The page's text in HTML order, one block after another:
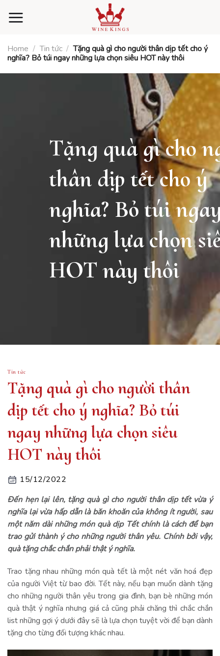
Home / Tin tức / Tặng quà gì cho người thân dịp tết cho ý
nghĩa? Bỏ túi ngay những lựa chọn siêu HOT này thôi
Tặng quà gì cho
thân dịp tết cho ý
nghĩa? Bỏ túi
những lựa chọn
HOT này thôi
Tin tức
Tặng quà gì cho người thân
dịp tết cho ý nghĩa? Bỏ túi
ngay những lựa chọn siêu
HOT này thôi
15/12/2022
Đến hẹn lại lên, tặng quà gì cho người thân dịp tết vừa ý
nghĩa lại vừa hấp dẫn là băn khoăn của không ít người, sau
một năm dài những món quà dịp Tết chính là cách để bạn
trao gửi thành ý cho những người thân yêu. Chính bởi vậy,
quà tặng chắc chắn phải thật ý nghĩa.
Trao tặng nhau những món quà tết là một nét văn hoá đẹp
của người Việt từ bao đời. Tết này, nếu bạn muốn dành tặng
cho những người thân yêu trong gia đình, bạn bè những món
quà thật ý nghĩa nhưng giá cả cũng phải chăng thì chắc chắn
list những gợi ý dưới đây sẽ là lựa chọn tuyệt vời để bạn dành
tặng cho từng đối tượng khác nhau.